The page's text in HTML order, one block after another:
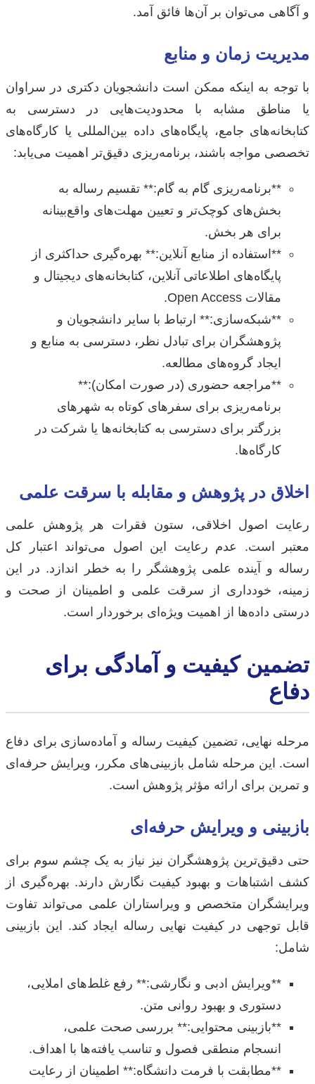
و آگاهی می‌توان بر آن‌ها فائق آمد.
مدیریت زمان و منابع
با توجه به اینکه ممکن است دانشجویان دکتری در سراوان
یا مناطق مشابه با محدودیت‌هایی در دسترسی به
کتابخانه‌های جامع، پایگاه‌های داده بین‌المللی یا کارگاه‌های
تخصصی مواجه باشند، برنامه‌ریزی دقیق‌تر اهمیت می‌یابد:
**برنامه‌ریزی گام به گام:** تقسیم رساله به
بخش‌های کوچک‌تر و تعیین مهلت‌های واقع‌بینانه
برای هر بخش.
**استفاده از منابع آنلاین:** بهره‌گیری حداکثری از
پایگاه‌های اطلاعاتی آنلاین، کتابخانه‌های دیجیتال و
مقالات Open Access.
**شبکه‌سازی:** ارتباط با سایر دانشجویان و
پژوهشگران برای تبادل نظر، دسترسی به منابع و
ایجاد گروه‌های مطالعه.
**مراجعه حضوری (در صورت امکان):**
برنامه‌ریزی برای سفرهای کوتاه به شهرهای
بزرگتر برای دسترسی به کتابخانه‌ها یا شرکت در
کارگاه‌ها.
اخلاق در پژوهش و مقابله با سرقت علمی
رعایت اصول اخلاقی، ستون فقرات هر پژوهش علمی
معتبر است. عدم رعایت این اصول می‌تواند اعتبار کل
رساله و آینده علمی پژوهشگر را به خطر اندازد. در این
زمینه، خودداری از سرقت علمی و اطمینان از صحت و
درستی داده‌ها از اهمیت ویژه‌ای برخوردار است.
تضمین کیفیت و آمادگی برای
دفاع
مرحله نهایی، تضمین کیفیت رساله و آماده‌سازی برای دفاع
است. این مرحله شامل بازبینی‌های مکرر، ویرایش حرفه‌ای
و تمرین برای ارائه مؤثر پژوهش است.
بازبینی و ویرایش حرفه‌ای
حتی دقیق‌ترین پژوهشگران نیز نیاز به یک چشم سوم برای
کشف اشتباهات و بهبود کیفیت نگارش دارند. بهره‌گیری از
ویرایشگران متخصص و ویراستاران علمی می‌تواند تفاوت
قابل توجهی در کیفیت نهایی رساله ایجاد کند. این بازبینی
شامل:
**ویرایش ادبی و نگارشی:** رفع غلط‌های املایی،
دستوری و بهبود روانی متن.
**بازبینی محتوایی:** بررسی صحت علمی،
انسجام منطقی فصول و تناسب یافته‌ها با اهداف.
**مطابقت با فرمت دانشگاه:** اطمینان از رعایت